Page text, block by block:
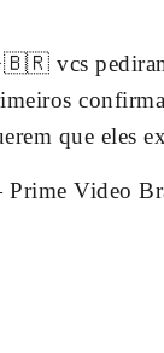
vcs
que eles
Video